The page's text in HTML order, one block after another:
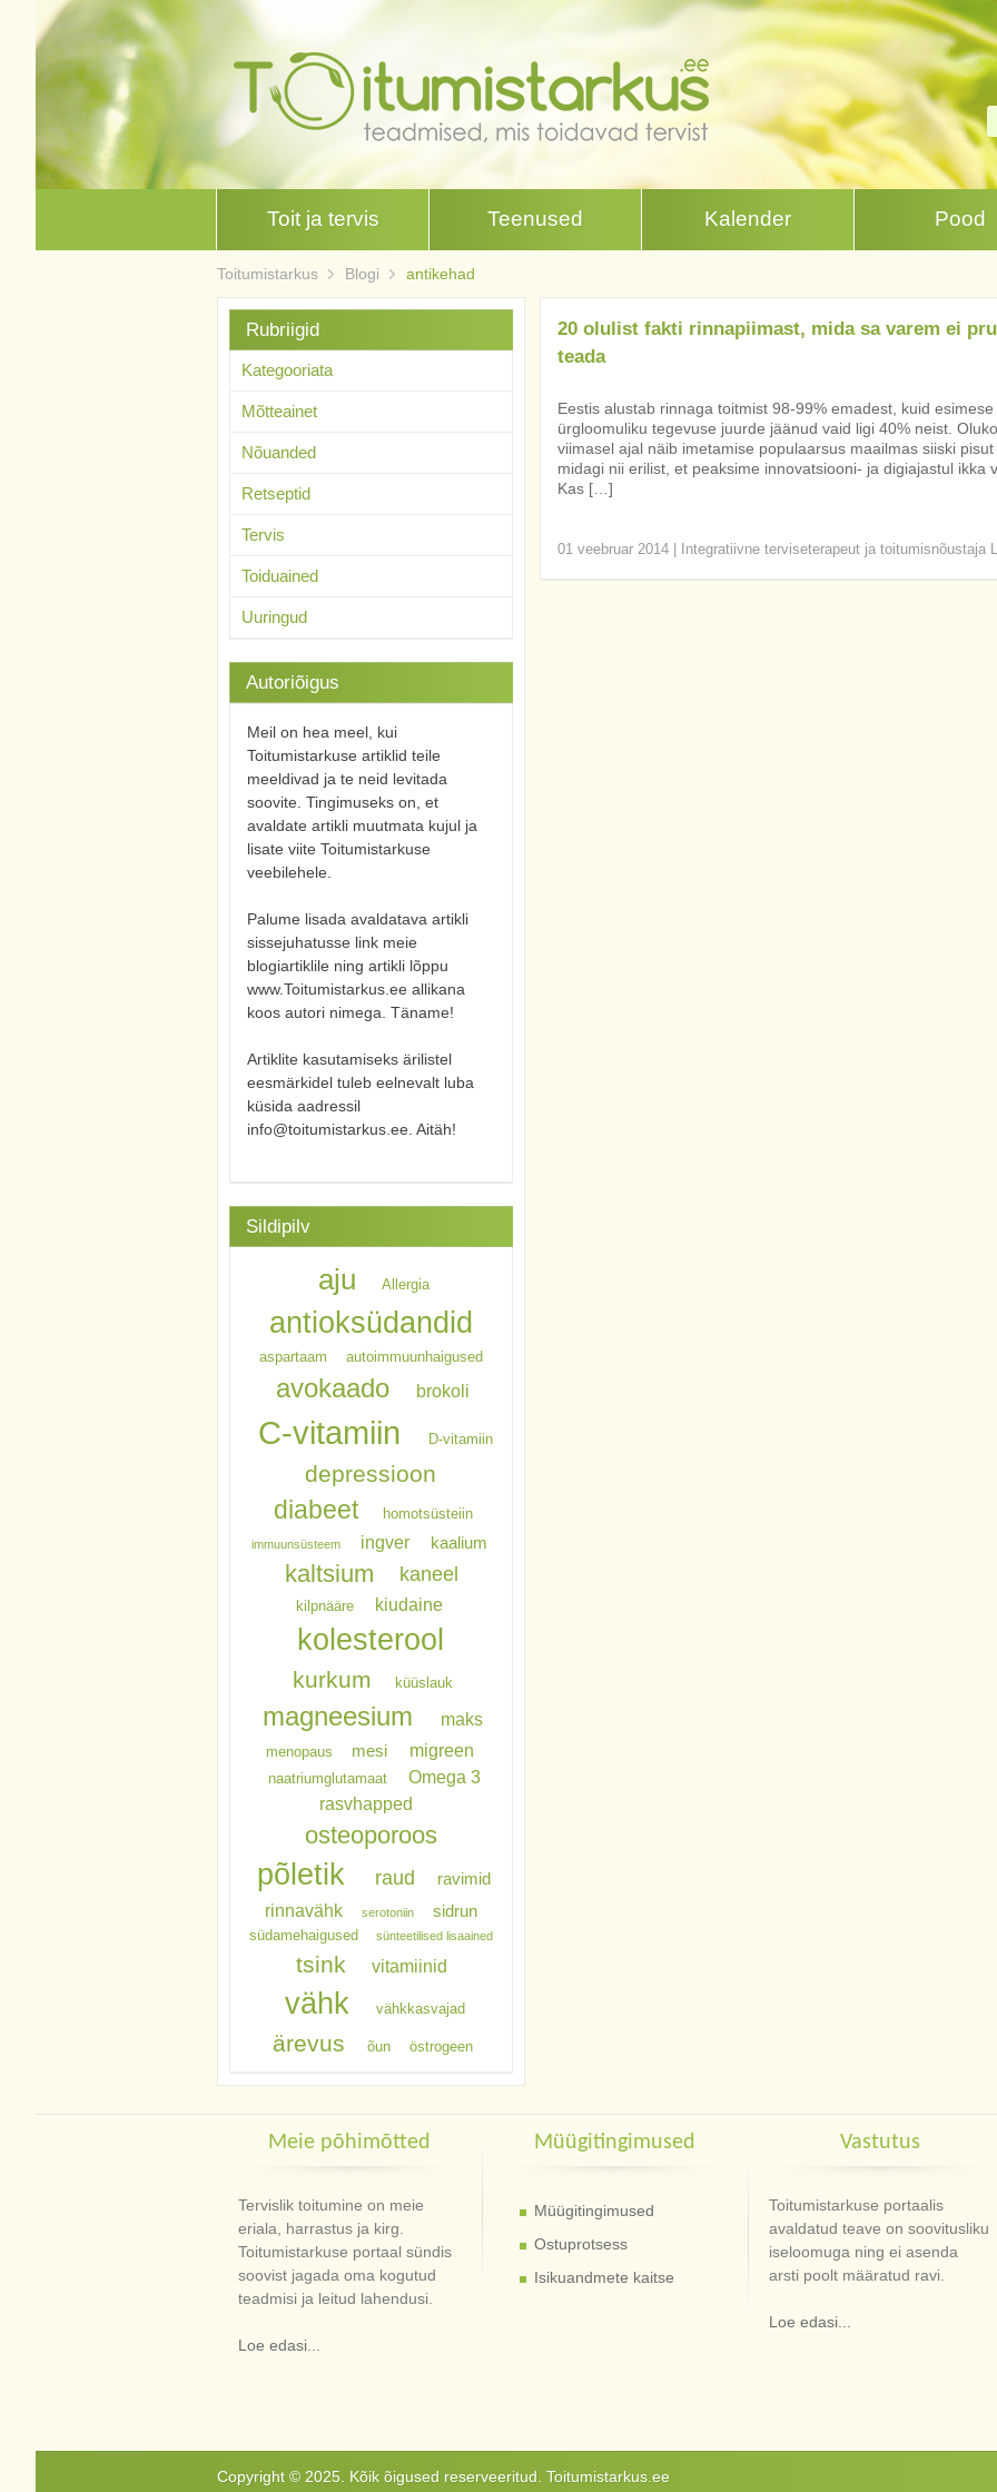
Toit ja tervis Teenused Kalender Pood
Toitumistarkus Blogi antikehad
20 olulist fakti rinnapiimast, mida sa varem ei
teada
Eestis alustab rinnaga toitmist 98-99% emadest, kuid
ürgloomuliku tegevuse juurde jäänud vaid ligi 40% neist.
viimasel ajal näib imetamise populaarsus maailmas siiski
midagi nii erilist, et peaksime innovatsiooni- ja digiajastul ikka
Kas […]
01 veebruar 2014| Integratiivne terviseterapeut ja toitumisnõustaja
Rubriigid
Kategooriata
Mõtteainet
Nõuanded
Retseptid
Tervis
Toiduained
Uuringud
Autoriõigus
Meil on hea meel, kui
Toitumistarkuse artiklid teile
meeldivad ja te neid levitada
soovite. Tingimuseks on, et
avaldate artikli muutmata kujul ja
lisate viite Toitumistarkuse
veebilehele.
Palume lisada avaldatava artikli
sissejuhatusse link meie
blogiartiklile ning artikli lõppu
www.Toitumistarkus.ee allikana
koos autori nimega. Täname!
Artiklite kasutamiseks ärilistel
eesmärkidel tuleb eelnevalt luba
küsida aadressil
info@toitumistarkus.ee. Aitäh!
Sildipilv
aju Allergia
antioksüdandid
aspartaam autoimmuunhaigused
avokaado brokoli
C-vitamiin D-vitamiin
depressioon
diabeet homotsüsteiin
immuunsüsteem ingver kaalium
kaltsium kaneel
kilpnääre kiudaine
kolesterool
kurkum küüslauk
magneesium maks
menopaus mesi migreen
naatriumglutamaat
Omega 3
rasvhapped
osteoporoos
põletik raud ravimid
rinnavähk serotoniin sidrun
südamehaigused sünteetilised lisaained
tsink vitamiinid
vähk vähkkasvajad
ärevus õun östrogeen
Meie põhimõtted
Tervislik toitumine on meie
eriala, harrastus ja kirg.
Toitumistarkuse portaal sündis
soovist jagada oma kogutud
teadmisi ja leitud lahendusi.
Loe edasi...
Müügitingimused
Müügitingimused
Ostuprotsess
Isikuandmete kaitse
Vastutus
Toitumistarkuse portaalis
avaldatud teave on soovitusliku
iseloomuga ning ei asenda
arsti poolt määratud ravi.
Loe edasi...
Copyright © 2025. Kõik õigused reserveeritud. Toitumistarkus.ee